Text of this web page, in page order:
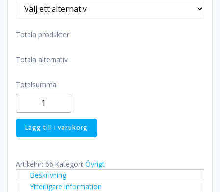
Totala produkter
Totala alternativ
Totalsumma
Hjulborsthållare
till
Worx
Automower
Lägg till i varukorg
Artikelnr: 66 Kategori: Övrigt
Beskrivning
Ytterligare information